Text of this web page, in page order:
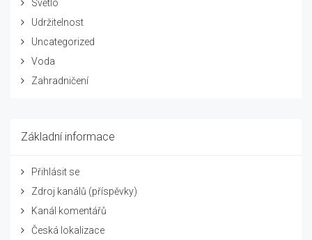
Světlo
Udržitelnost
Uncategorized
Voda
Zahradničení
Základní informace
Přihlásit se
Zdroj kanálů (příspěvky)
Kanál komentářů
Česká lokalizace